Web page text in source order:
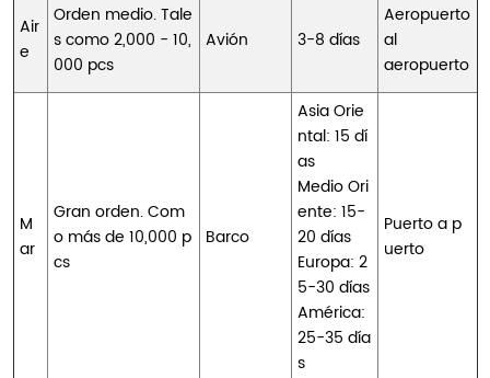
Air
e
Orden medio. Tale
s como 2,000 - 10,
000 pcs
Avión 3-8 días
Aeropuerto
al
aeropuerto
M
ar
Gran orden. Com
o más de 10,000 p
cs
Barco
Asia Orie
ntal: 15 dí
as
Medio Ori
ente: 15-
20 días
Europa: 2
5-30 días
América:
25-35 día
s
Puerto a p
uerto